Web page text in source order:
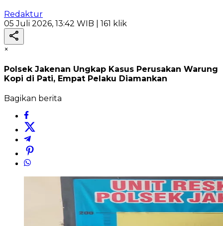
Redaktur
05 Juli 2026, 13:42 WIB | 161 klik
×
Polsek Jakenan Ungkap Kasus Perusakan Warung
Kopi di Pati, Empat Pelaku Diamankan
Bagikan berita